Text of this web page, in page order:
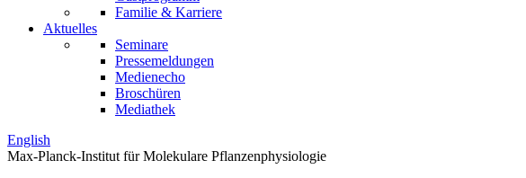
Familie & Karriere
Aktuelles
Seminare
Pressemeldungen
Medienecho
Broschüren
Mediathek
English
Max-Planck-Institut für Molekulare Pflanzenphysiologie